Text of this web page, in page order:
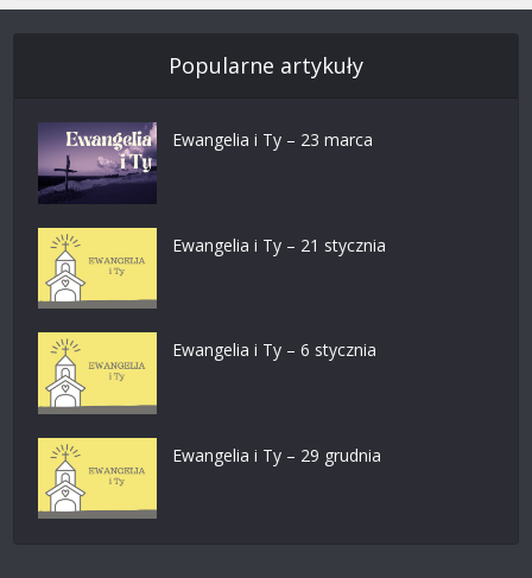
Popularne artykuły
Ewangelia i Ty – 23 marca
Ewangelia i Ty – 21 stycznia
Ewangelia i Ty – 6 stycznia
Ewangelia i Ty – 29 grudnia